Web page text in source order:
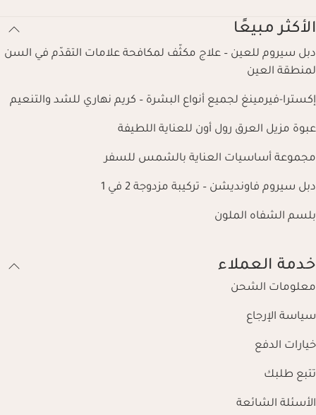
الأكثر مبيعًا
دبل سيروم للعين – علاج مكثّف لمكافحة علامات التقدّم في السن
لمنطقة العين
إكسترا-فيرمينغ لجميع أنواع البشرة – كريم نهاري للشد والتنعيم
عبوة مزيل العرق رول أون للعناية اللطيفة
مجموعة أساسيات العناية بالشمس للسفر
دبل سيروم فاونديشن – تركيبة مزدوجة 2 في 1
بلسم الشفاه الملون
خدمة العملاء
معلومات الشحن
سياسة الإرجاع
خيارات الدفع
تتبع طلبك
الأسئلة الشائعة